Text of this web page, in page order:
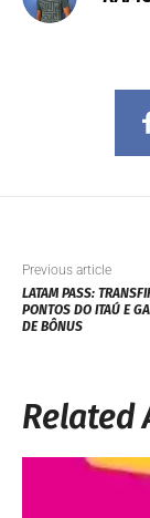
Previous article
LATAM PASS:
PONTOS DO ITAÚ E
DE BÔNUS
Related